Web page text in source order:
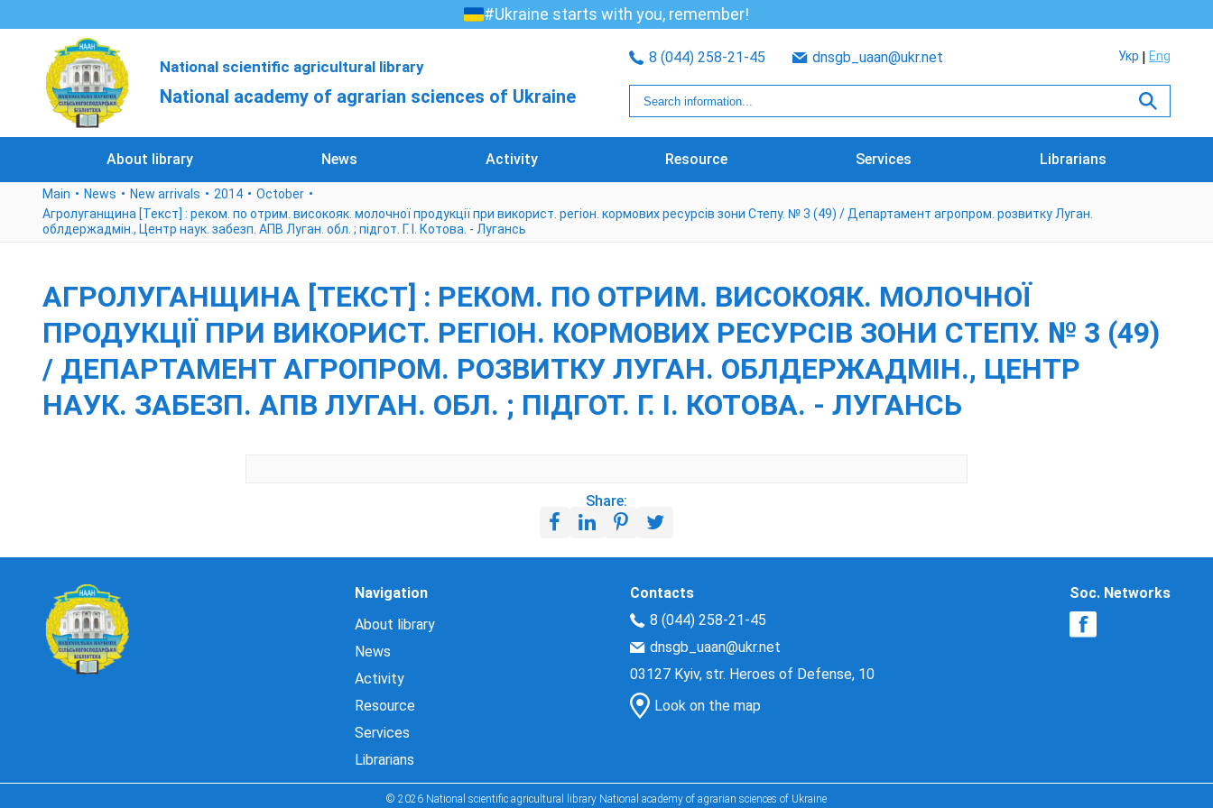
#Ukraine starts with you, remember!
National scientific agricultural library
National academy of agrarian sciences of Ukraine
8 (044) 258-21-45 dnsgb_uaan@ukr.net Укр Eng
About library News Activity Resource Services Librarians
Main News New arrivals 2014
October
Агролуганщина [Текст] : реком. по отрим. високояк. молочної продукції при використ. регіон. кормових ресурсів зони Степу. № 3 (49) / Департамент агропром. розвитку Луган.
облдержадмін., Центр наук. забезп. АПВ Луган. обл. ; підгот. Г. І. Котова. - Лугансь
АГРОЛУГАНЩИНА [ТЕКСТ] : РЕКОМ. ПО ОТРИМ. ВИСОКОЯК. МОЛОЧНОЇ
ПРОДУКЦІЇ ПРИ ВИКОРИСТ. РЕГІОН. КОРМОВИХ РЕСУРСІВ ЗОНИ СТЕПУ. № 3 (49)
/ ДЕПАРТАМЕНТ АГРОПРОМ. РОЗВИТКУ ЛУГАН. ОБЛДЕРЖАДМІН., ЦЕНТР
НАУК. ЗАБЕЗП. АПВ ЛУГАН. ОБЛ. ; ПІДГОТ. Г. І. КОТОВА. - ЛУГАНСЬ
Share:
Navigation
About library
News
Activity
Resource
Services
Librarians
Contacts
8 (044) 258-21-45
dnsgb_uaan@ukr.net
03127 Kyiv, str. Heroes of Defense, 10
Look on the map
Soc. Networks
© 2026 National scientific agricultural library National academy of agrarian sciences of Ukraine